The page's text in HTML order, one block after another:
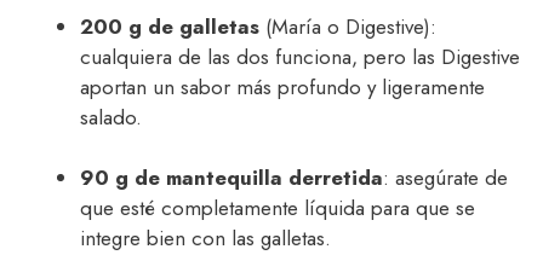
200 g de galletas (María o Digestive):
cualquiera de las dos funciona, pero las Digestive
aportan un sabor más profundo y ligeramente
salado.
90 g de mantequilla derretida: asegúrate de
que esté completamente líquida para que se
integre bien con las galletas.